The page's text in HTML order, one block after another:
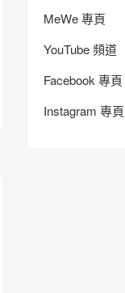
MeWe 專頁
YouTube 頻道
Facebook 專頁
Instagram 專頁